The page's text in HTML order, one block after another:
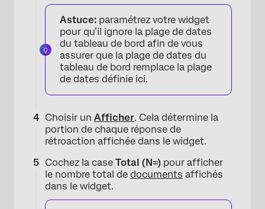
Astuce: paramétrez votre widget
pour qu’il ignore la plage de dates
du tableau de bord afin de vous
assurer que la plage de dates du
tableau de bord remplace la plage
de dates définie ici.
Choisir un Afficher. Cela détermine la
portion de chaque réponse de
rétroaction affichée dans le widget.
Cochez la case Total (N=) pour afficher
le nombre total de documents affichés
dans le widget.